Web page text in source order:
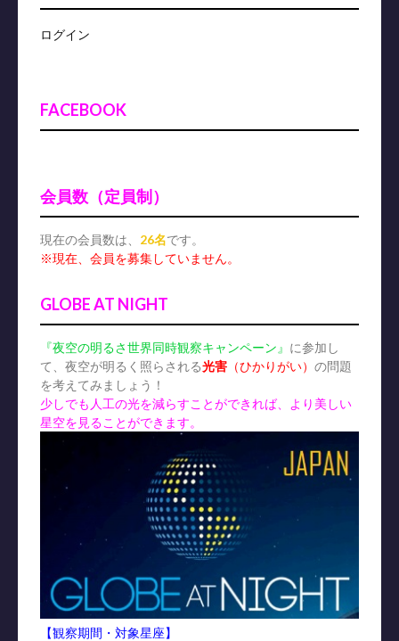
ログイン
FACEBOOK
会員数（定員制）
現在の会員数は、 26名です。
※現在、会員を募集していません。
GLOBE AT NIGHT
『夜空の明るさ世界同時観察キャンペーン』 に参加し
て、夜空が明るく照らされる光害 （ひかりがい） の問題
を考えてみましょう！
少しでも人工の光を減らすことができれば、より美しい
星空を見ることができます。
【観察期間・対象星座】